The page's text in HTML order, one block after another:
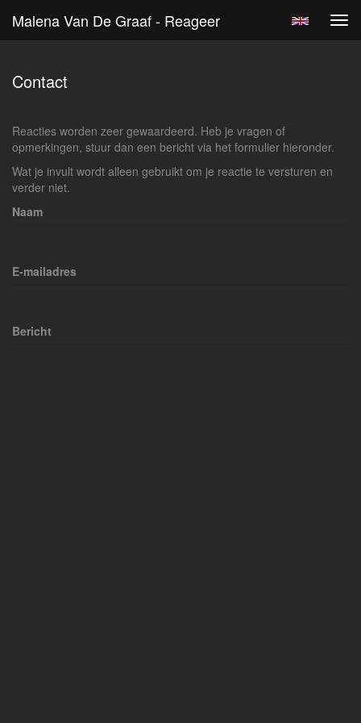
Malena Van De Graaf - Reageer
Contact
Reacties worden zeer gewaardeerd. Heb je vragen of
opmerkingen, stuur dan een bericht via het formulier hieronder.
Wat je invult wordt alleen gebruikt om je reactie te versturen en
verder niet.
Naam
E-mailadres
Bericht